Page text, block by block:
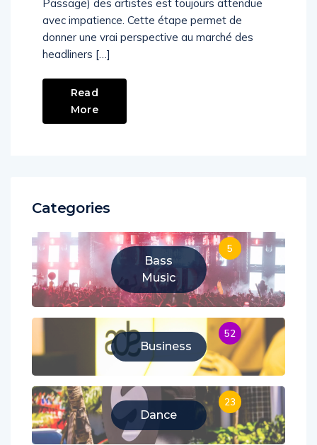
Passage) des artistes est toujours attendue
avec impatience. Cette étape permet de
donner une vrai perspective au marché des
headliners […]
Read
More
Categories
Bass
Music
5
Business
52
Dance
23